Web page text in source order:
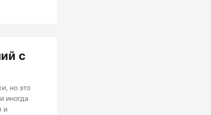
с
но это
иногда
и